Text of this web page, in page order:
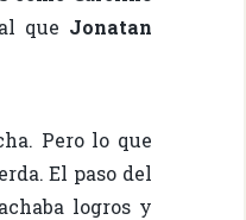
que Jonatan
Pero lo que
El paso del
logros y